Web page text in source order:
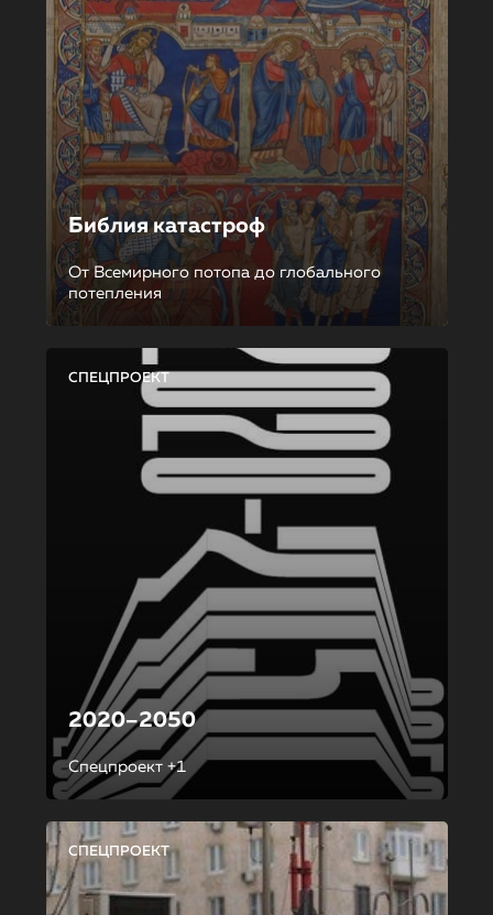
Библия катастроф
От Всемирного потопа до глобального
потепления
СПЕЦПРОЕКТ
2020–2050
Спецпроект +1
СПЕЦПРОЕКТ